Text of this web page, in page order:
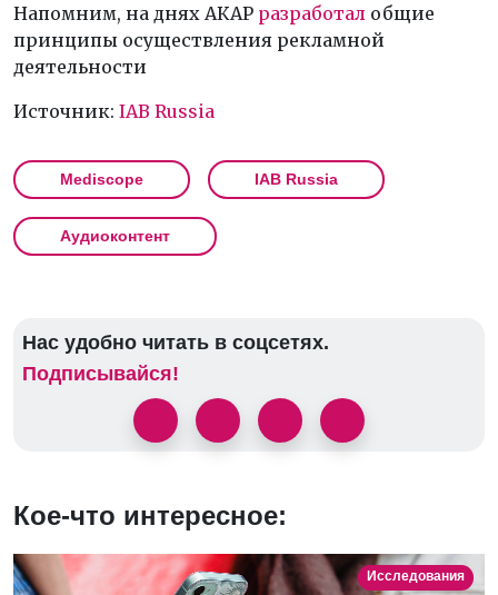
Напомним, на днях АКАР разработал общие
принципы осуществления рекламной
деятельности
Источник: IAB Russia
Mediscope IAB Russia
Аудиоконтент
Нас удобно читать в соцсетях.
Подписывайся!
Кое-что интересное:
Исследования